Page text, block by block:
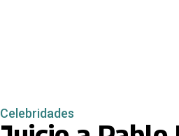
Celebridades